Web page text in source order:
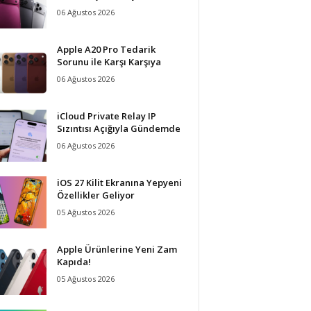
06 Ağustos 2026
Apple A20 Pro Tedarik
Sorunu ile Karşı Karşıya
06 Ağustos 2026
iCloud Private Relay IP
Sızıntısı Açığıyla Gündemde
06 Ağustos 2026
iOS 27 Kilit Ekranına Yepyeni
Özellikler Geliyor
05 Ağustos 2026
Apple Ürünlerine Yeni Zam
Kapıda!
05 Ağustos 2026